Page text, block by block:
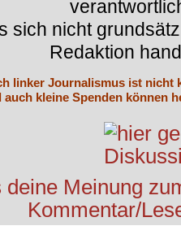
sich nicht
Redaktion
linker Journalismus ist nicht
auch kleine Spenden können